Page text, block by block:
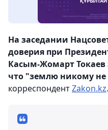
На заседании
доверия при
Касым-Жомарт Токаев
что "землю никому
корреспондентZakon.kz.